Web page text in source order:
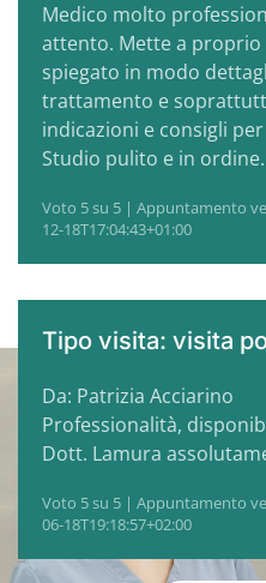
Medico molto
attento. Mette a proprio
spiegato in modo
trattamento e
indicazioni e consigli
Studio pulito e in ordine.
Voto 5 su 5 | Appuntamento
12-18T17:04:43+01:00
Tipo visita: visita
Da: Patrizia Acciarino
Professionalità,
Dott. Lamura
Voto 5 su 5 | Appuntamento
06-18T19:18:57+02:00